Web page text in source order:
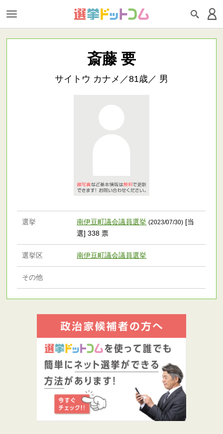
斎藤 要
サイトウ カナメ／81歳／ 男
選挙 南伊豆町議会議員選挙 (2023/07/30) [当
選] 338 票
選挙区 南伊豆町議会議員選挙
その他